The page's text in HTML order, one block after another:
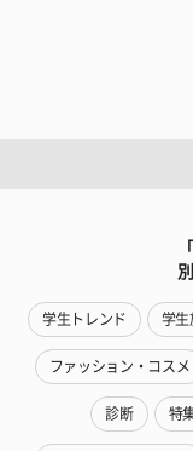
学生トレンド 学生
ファッション・コスメ
診断 特